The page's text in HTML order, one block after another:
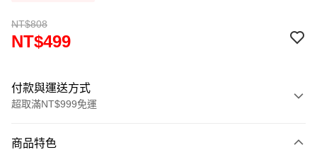
NT$808
NT$499
付款與運送方式
超取滿NT$999免運
商品特色